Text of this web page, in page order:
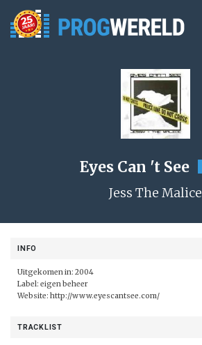
Eyes Can 't See
Jess The Malice
INFO
Uitgekomen in: 2004
Label: eigen beheer
Website: http://www.eyescantsee.com/
TRACKLIST